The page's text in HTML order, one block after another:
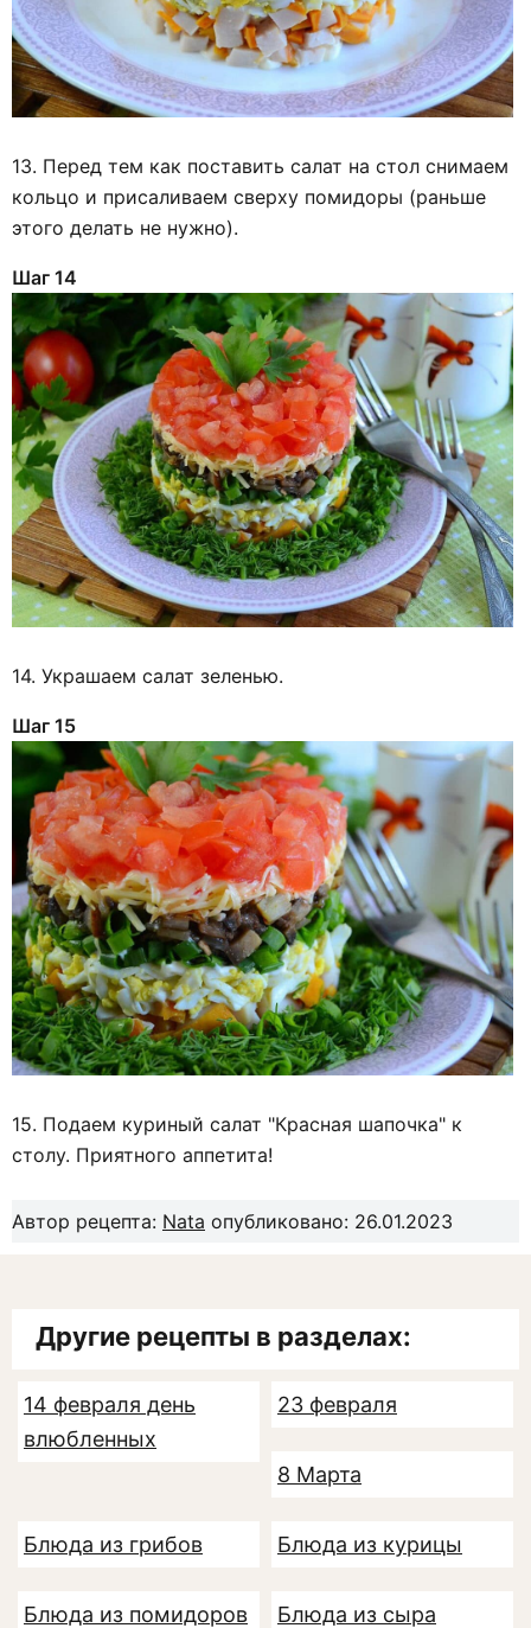
13. Перед тем как поставить салат на стол снимаем
кольцо и присаливаем сверху помидоры (раньше
этого делать не нужно).
Шаг 14
14. Украшаем салат зеленью.
Шаг 15
15. Подаем куриный салат "Красная шапочка" к
столу. Приятного аппетита!
Автор рецепта: Nata опубликовано: 26.01.2023
Другие рецепты в разделах:
14 февраля день
влюбленных
23 февраля
8 Марта
Блюда из грибов Блюда из курицы
Блюда из помидоров Блюда из сыра